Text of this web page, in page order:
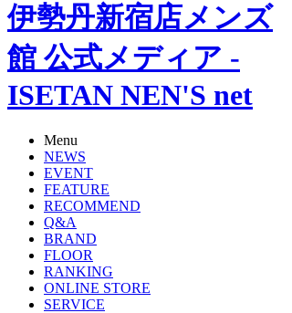
伊勢丹新宿店メンズ
館 公式メディア -
ISETAN NEN'S net
Menu
NEWS
EVENT
FEATURE
RECOMMEND
Q&A
BRAND
FLOOR
RANKING
ONLINE STORE
SERVICE